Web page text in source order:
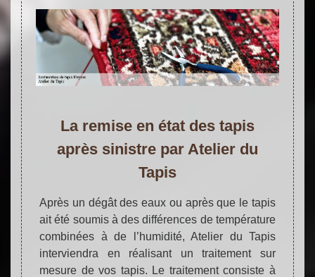
La remise en état des tapis
après sinistre par Atelier du
Tapis
Après un dégât des eaux ou après que le tapis
ait été soumis à des différences de température
combinées à de l’humidité, Atelier du Tapis
interviendra en réalisant un traitement sur
mesure de vos tapis. Le traitement consiste à